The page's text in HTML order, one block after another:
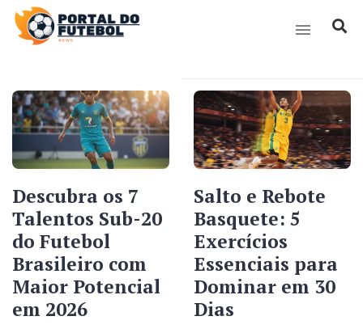
Descubra os 7
Talentos Sub-20
do Futebol
Brasileiro com
Maior Potencial
em 2026
Salto e Rebote
Basquete: 5
Exercícios
Essenciais para
Dominar em 30
Dias